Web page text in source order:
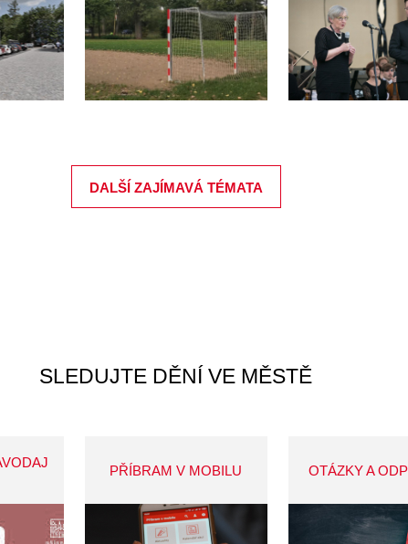
DALŠÍ ZAJÍMAVÁ TÉMATA
SLEDUJTE DĚNÍ VE MĚSTĚ
PŘÍBRAM V MOBILU OTÁZKY A